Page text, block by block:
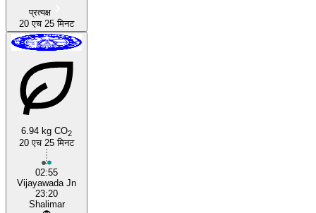
प्रत्यक्ष
20 एच 25 मिनट
6.94 kg CO2
20 एच 25 मिनट
02:55
Vijayawada Jn
23:20
Shalimar